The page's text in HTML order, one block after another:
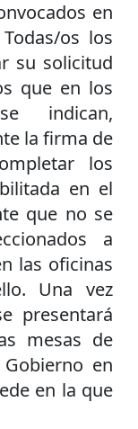
en
os los
su solicitud
que en los
indican,
la firma de
los
en el
que no se
a
las oficinas
Una vez
presentará
mesas de
en
en la que